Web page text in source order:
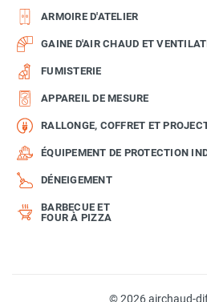
ARMOIRE D'ATELIER
GAINE D'AIR CHAUD ET
FUMISTERIE
APPAREIL DE MESURE
RALLONGE, COFFRET ET
ÉQUIPEMENT DE PROTECTION
DÉNEIGEMENT
BARBECUE ET
FOUR À PIZZA
© 2026 airchaud-